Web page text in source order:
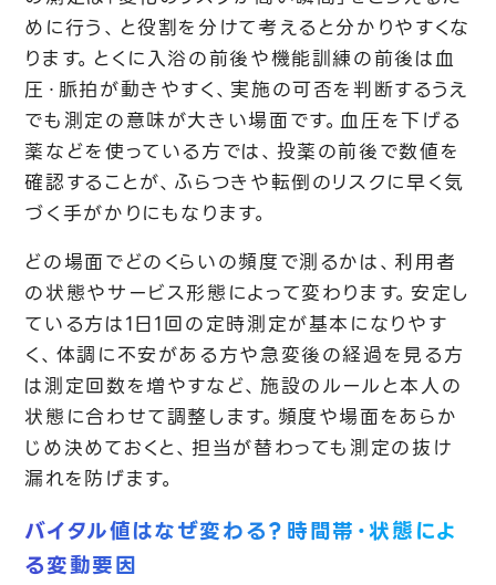
めに行う、と役割を分けて考えると分かりやすくな
ります。とくに入浴の前後や機能訓練の前後は血
圧・脈拍が動きやすく、実施の可否を判断するうえ
でも測定の意味が大きい場面です。血圧を下げる
薬などを使っている方では、投薬の前後で数値を
確認することが、ふらつきや転倒のリスクに早く気
づく手がかりにもなります。
どの場面でどのくらいの頻度で測るかは、利用者
の状態やサービス形態によって変わります。安定し
ている方は1日1回の定時測定が基本になりやす
く、体調に不安がある方や急変後の経過を見る方
は測定回数を増やすなど、施設のルールと本人の
状態に合わせて調整します。頻度や場面をあらか
じめ決めておくと、担当が替わっても測定の抜け
漏れを防げます。
バイタル値はなぜ変わる？時間帯・状態によ
る変動要因